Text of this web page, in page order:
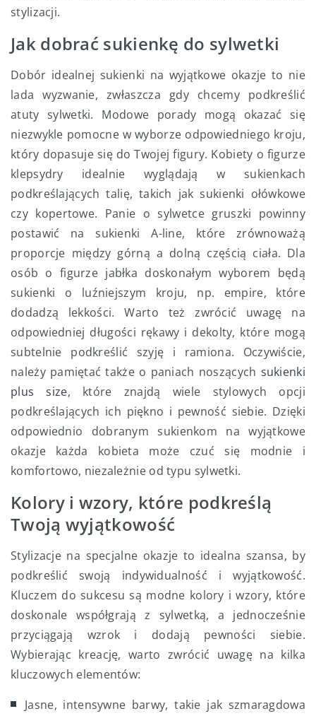
stylizacji.
Jak dobrać sukienkę do sylwetki
Dobór idealnej sukienki na wyjątkowe okazje to nie
lada wyzwanie, zwłaszcza gdy chcemy podkreślić
atuty sylwetki. Modowe porady mogą okazać się
niezwykle pomocne w wyborze odpowiedniego kroju,
który dopasuje się do Twojej figury. Kobiety o figurze
klepsydry idealnie wyglądają w sukienkach
podkreślających talię, takich jak sukienki ołówkowe
czy kopertowe. Panie o sylwetce gruszki powinny
postawić na sukienki A-line, które zrównoważą
proporcje między górną a dolną częścią ciała. Dla
osób o figurze jabłka doskonałym wyborem będą
sukienki o luźniejszym kroju, np. empire, które
dodadzą lekkości. Warto też zwrócić uwagę na
odpowiedniej długości rękawy i dekolty, które mogą
subtelnie podkreślić szyję i ramiona. Oczywiście,
należy pamiętać także o paniach noszących sukienki
plus size, które znajdą wiele stylowych opcji
podkreślających ich piękno i pewność siebie. Dzięki
odpowiednio dobranym sukienkom na wyjątkowe
okazje każda kobieta może czuć się modnie i
komfortowo, niezależnie od typu sylwetki.
Kolory i wzory, które podkreślą
Twoją wyjątkowość
Stylizacje na specjalne okazje to idealna szansa, by
podkreślić swoją indywidualność i wyjątkowość.
Kluczem do sukcesu są modne kolory i wzory, które
doskonale współgrają z sylwetką, a jednocześnie
przyciągają wzrok i dodają pewności siebie.
Wybierając kreację, warto zwrócić uwagę na kilka
kluczowych elementów:
Jasne, intensywne barwy, takie jak szmaragdowa